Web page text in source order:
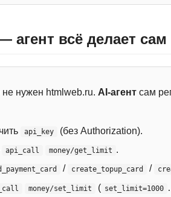
агент всё делает сам
не нужен htmlweb.ru. AI-агент сам
api_key (без Authorization).
api_call money/get_limit .
/ create_topup_card /
money/set_limit ( set_limit=1000